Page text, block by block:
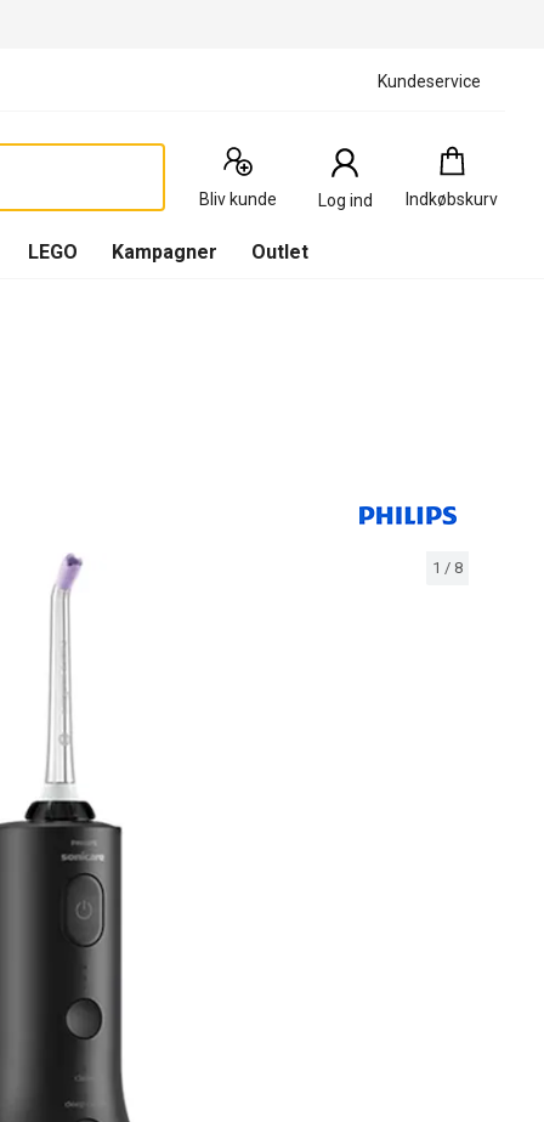
Kundeservice
Bliv kunde Log ind Indkøbskurv
Indkøbskurv
0
Produkter
LEGO Kampagner Outlet
1 / 8